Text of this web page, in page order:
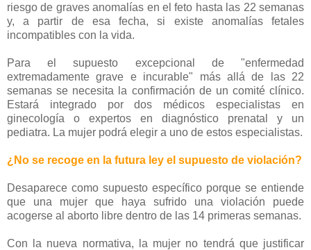
riesgo de graves anomalías en el feto hasta las 22 semanas
y, a partir de esa fecha, si existe anomalías fetales
incompatibles con la vida.
Para el supuesto excepcional de "enfermedad
extremadamente grave e incurable" más allá de las 22
semanas se necesita la confirmación de un comité clínico.
Estará integrado por dos médicos especialistas en
ginecología o expertos en diagnóstico prenatal y un
pediatra. La mujer podrá elegir a uno de estos especialistas.
¿No se recoge en la futura ley el supuesto de violación?
Desaparece como supuesto específico porque se entiende
que una mujer que haya sufrido una violación puede
acogerse al aborto libre dentro de las 14 primeras semanas.
Con la nueva normativa, la mujer no tendrá que justificar